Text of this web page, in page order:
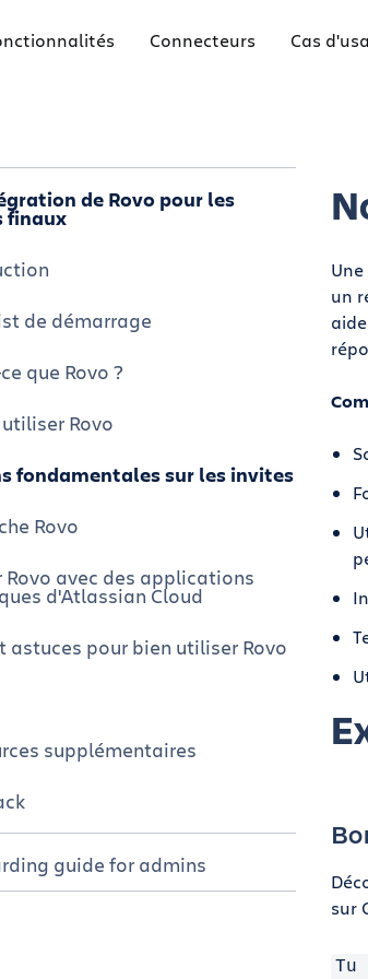
Connecteurs Cas
de Rovo pour les
finaux
de démarrage
que Rovo ?
Rovo
fondamentales sur les invites
Rovo
Rovo avec des applications
d'Atlassian Cloud
astuces pour bien utiliser Rovo
supplémentaires
guide for admins
un
sur
Tu